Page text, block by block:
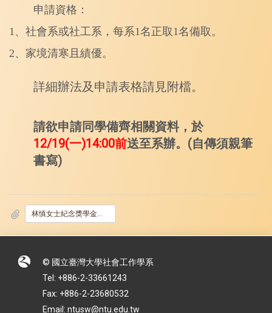
申請資格：
1、社會系或社工系，每系1名正取1名備取。
2、家境清寒且績優。
詳細辦法及申請表格請見附檔。
請欲申請同學備齊相關資料，於
12/19(一)14:00前送至系辦。(自傳須親筆
書寫)
林慎女士紀念獎學金辦法.pdf
© 國立臺灣大學社會工作學系
Tel: +886-2-33661243
Fax: +886-2-23680532
Email: ntusw@ntu.edu.tw